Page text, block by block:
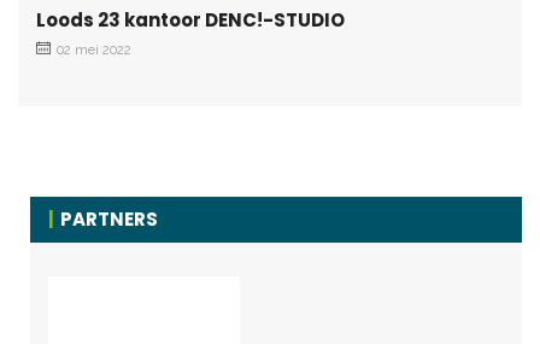
Loods 23 kantoor DENC!-STUDIO
02 mei 2022
PARTNERS